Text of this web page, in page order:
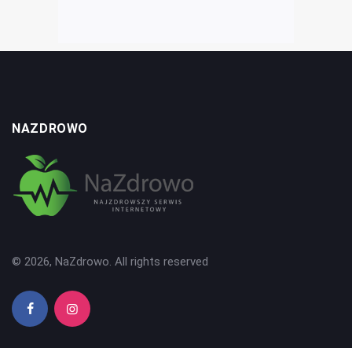
NAZDROWO
© 2026, NaZdrowo. All rights reserved